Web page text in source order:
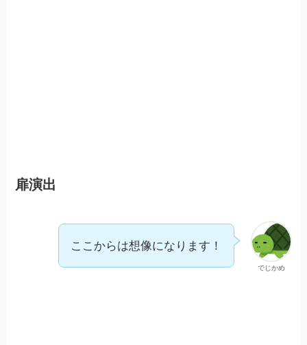
扉演出
でじかめ
ここからは想像になります！